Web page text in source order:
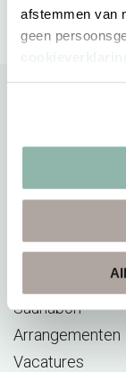
afstemmen van
geen
Direct naar
Sauna
Acties
E-ticket
Saunabon
Arrangementen
Vacatures